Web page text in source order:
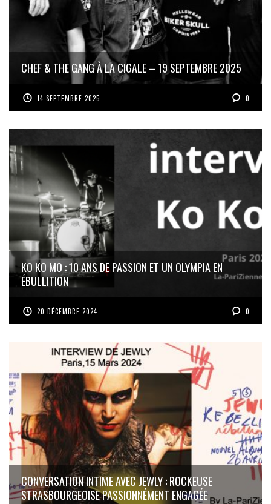
CHEF & THE GANG À LA CIGALE – 19 SEPTEMBRE 2025
14 SEPTEMBRE 2025 0
KO KO MO : 10 ANS DE PASSION ET UN OLYMPIA EN
ÉBULLITION
20 DÉCEMBRE 2024 0
CONVERSATION INTIME AVEC JEWLY : ROCKEUSE
STRASBOURGEOISE PASSIONNÉMENT ENGAGÉE